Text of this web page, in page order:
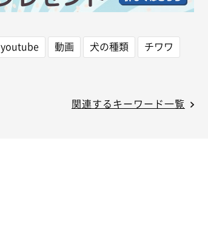
youtube 動画 犬の種類
チワワ
関連するキーワード一覧